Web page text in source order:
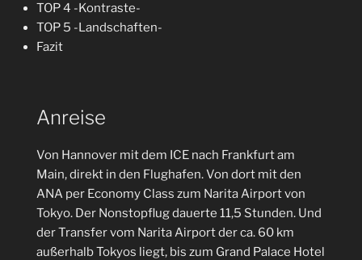
TOP 4 -Kontraste-
TOP 5 -Landschaften-
Fazit
Anreise
Von Hannover mit dem ICE nach Frankfurt am
Main, direkt in den Flughafen. Von dort mit den
ANA per Economy Class zum Narita Airport von
Tokyo. Der Nonstopflug dauerte 11,5 Stunden. Und
der Transfer vom Narita Airport der ca. 60 km
außerhalb Tokyos liegt, bis zum Grand Palace Hotel